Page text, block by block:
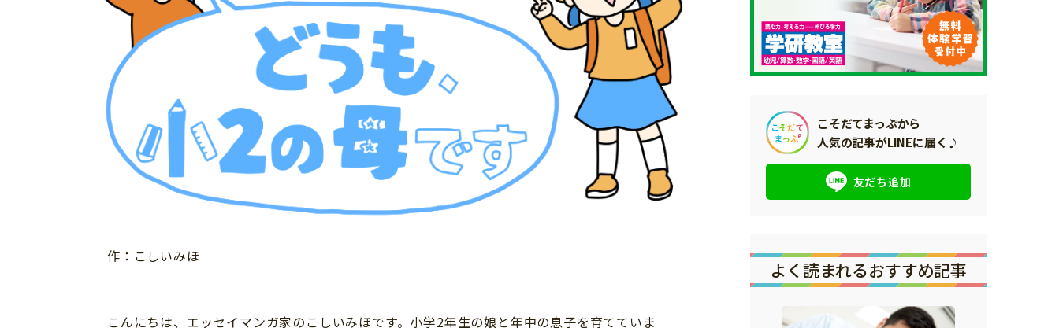
幼稚園・保育園
科学・プログラミング
教育・学習
絵本・読み聞かせ
自由研究・工作
ファッション・美容
行事・イベント
親子でいっしょに
こそだてマンガ
作：こしいみほ
こんにちは、エッセイマンガ家のこしいみほです。小学2年生の娘と年中の息子を育てていま
こそだてまっぷから
人気の記事がLINEに届く♪
友だち追加
よく読まれるおすすめ記事